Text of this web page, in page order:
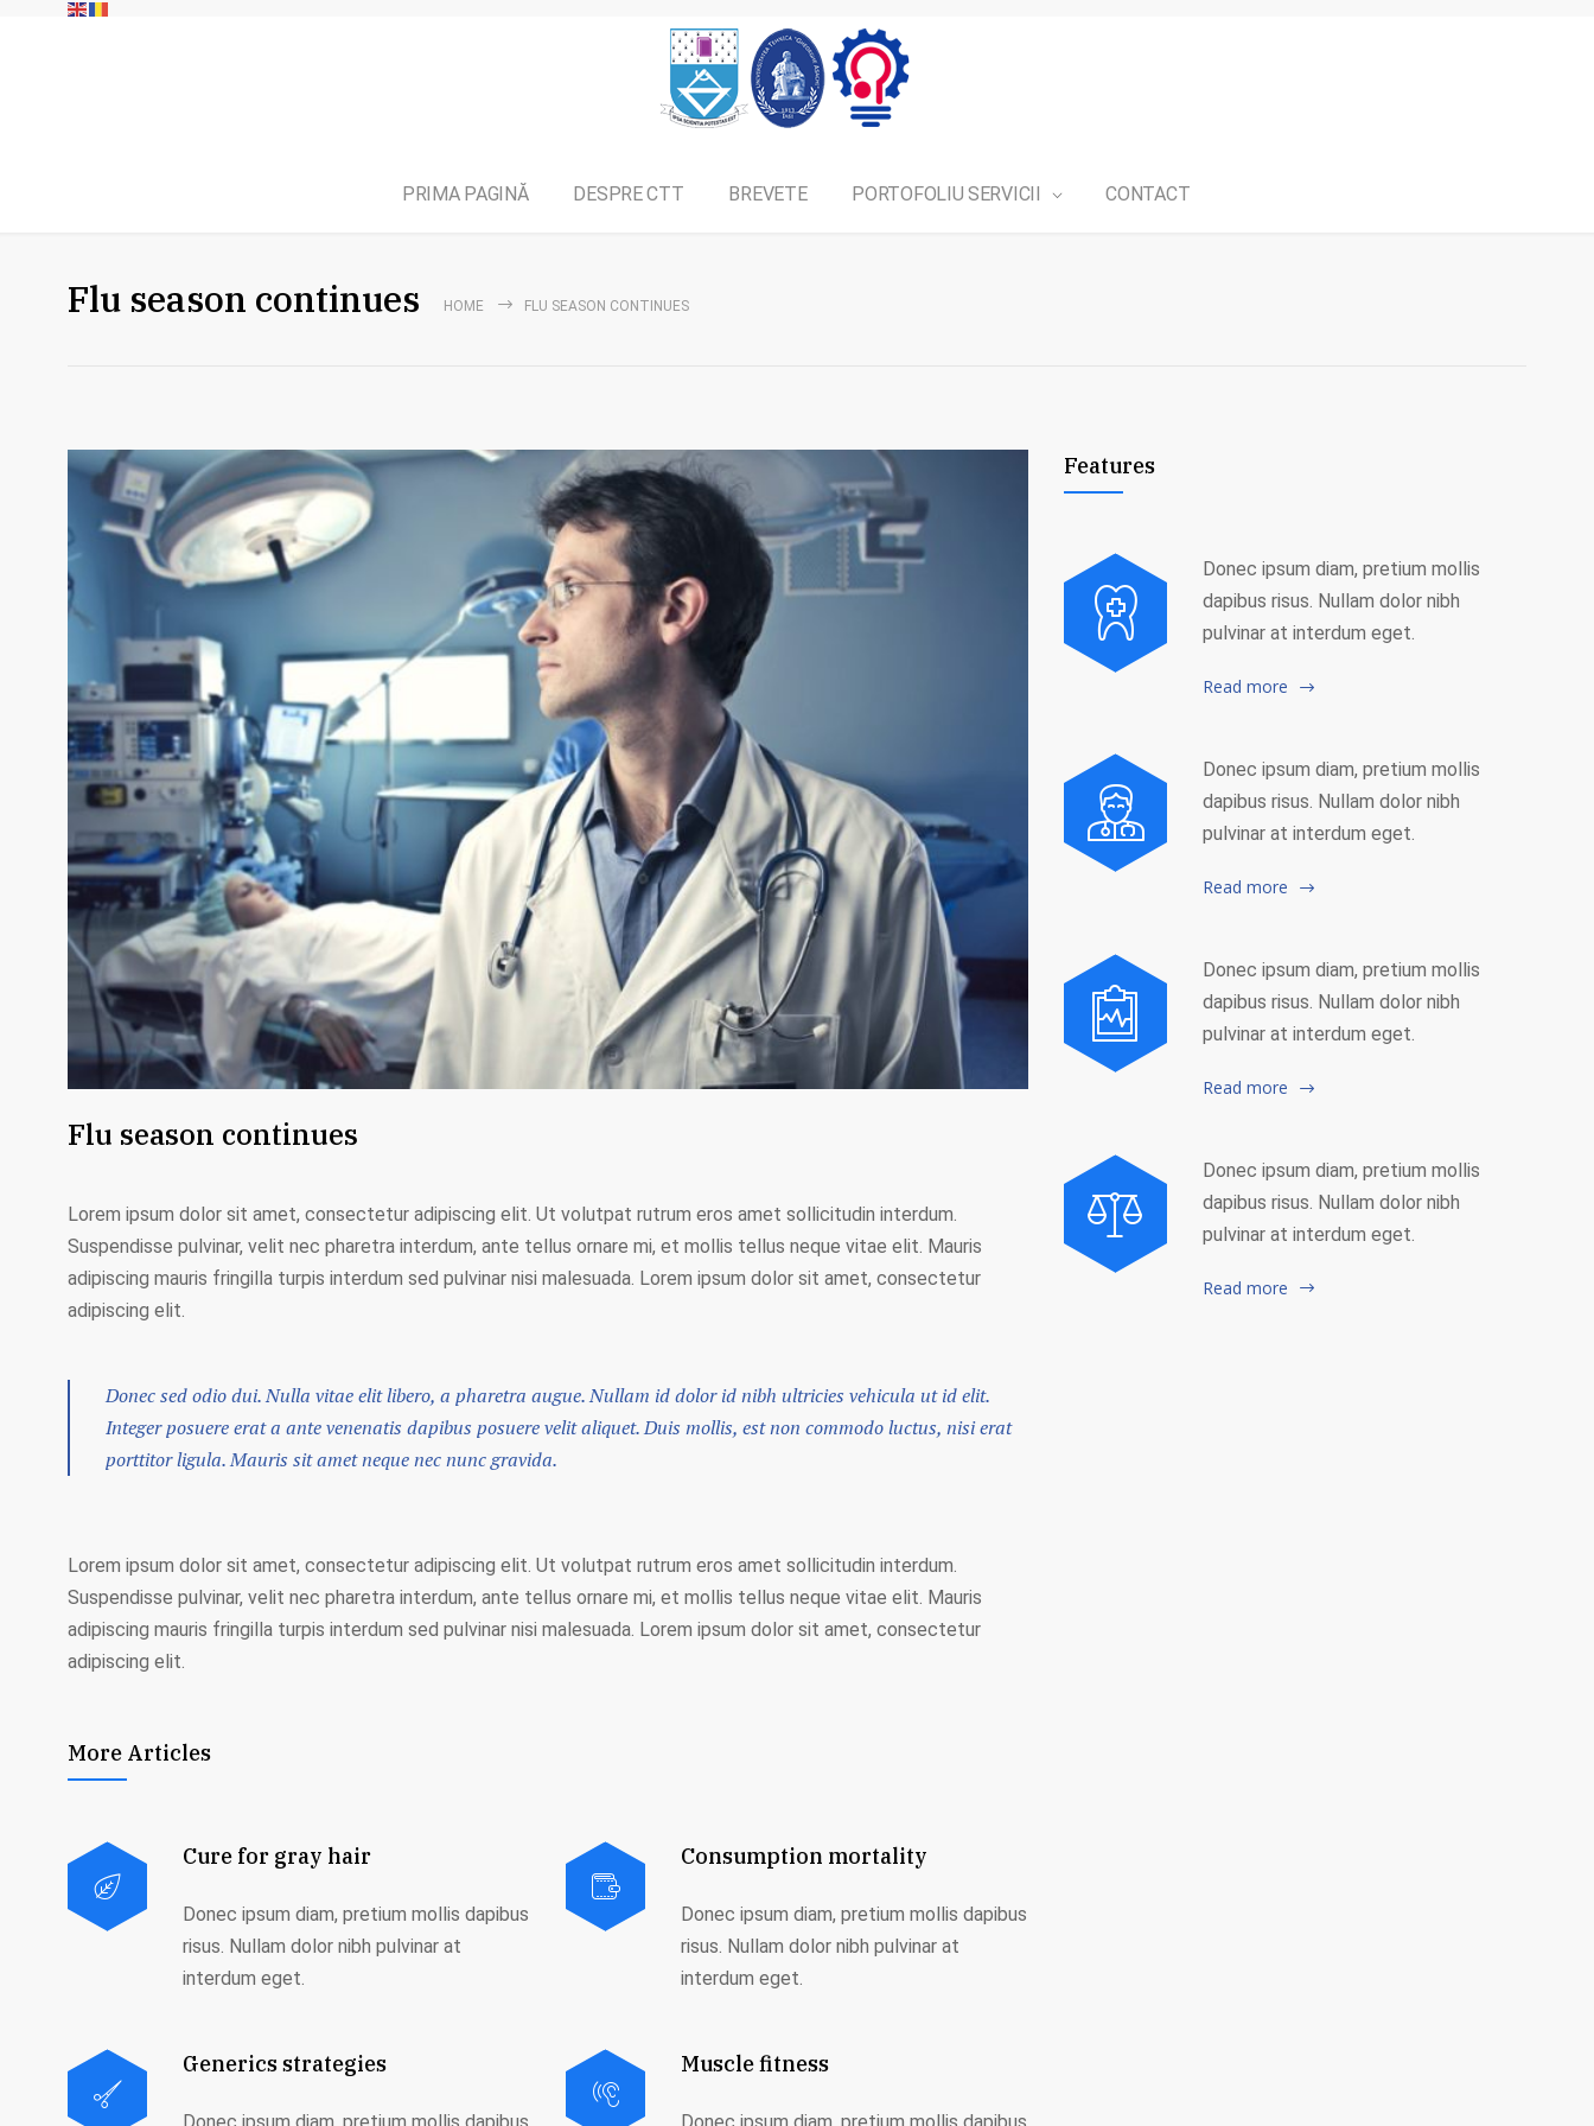
PRIMA PAGINĂ DESPRE CTT BREVETE PORTOFOLIU SERVICII CONTACT
Flu season continues HOME FLU SEASON CONTINUES
Flu season continues
Lorem ipsum dolor sit amet, consectetur adipiscing elit. Ut volutpat rutrum eros amet sollicitudin interdum.
Suspendisse pulvinar, velit nec pharetra interdum, ante tellus ornare mi, et mollis tellus neque vitae elit. Mauris
adipiscing mauris fringilla turpis interdum sed pulvinar nisi malesuada. Lorem ipsum dolor sit amet, consectetur
adipiscing elit.
Donec sed odio dui. Nulla vitae elit libero, a pharetra augue. Nullam id dolor id nibh ultricies vehicula ut id elit.
Integer posuere erat a ante venenatis dapibus posuere velit aliquet. Duis mollis, est non commodo luctus, nisi erat
porttitor ligula. Mauris sit amet neque nec nunc gravida.
Lorem ipsum dolor sit amet, consectetur adipiscing elit. Ut volutpat rutrum eros amet sollicitudin interdum.
Suspendisse pulvinar, velit nec pharetra interdum, ante tellus ornare mi, et mollis tellus neque vitae elit. Mauris
adipiscing mauris fringilla turpis interdum sed pulvinar nisi malesuada. Lorem ipsum dolor sit amet, consectetur
adipiscing elit.
More Articles
Cure for gray hair
Donec ipsum diam, pretium mollis dapibus
risus. Nullam dolor nibh pulvinar at
interdum eget.
Generics strategies
Consumption mortality
Donec ipsum diam, pretium mollis dapibus
risus. Nullam dolor nibh pulvinar at
interdum eget.
Muscle fitness
Features
Donec ipsum diam, pretium mollis
dapibus risus. Nullam dolor nibh
pulvinar at interdum eget.
Read more
Donec ipsum diam, pretium mollis
dapibus risus. Nullam dolor nibh
pulvinar at interdum eget.
Read more
Donec ipsum diam, pretium mollis
dapibus risus. Nullam dolor nibh
pulvinar at interdum eget.
Read more
Donec ipsum diam, pretium mollis
dapibus risus. Nullam dolor nibh
pulvinar at interdum eget.
Read more